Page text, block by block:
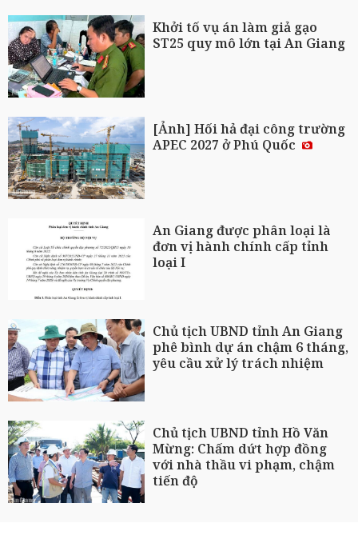
Khởi tố vụ án làm giả gạo
ST25 quy mô lớn tại An Giang
[Ảnh] Hối hả đại công trường
APEC 2027 ở Phú Quốc
An Giang được phân loại là
đơn vị hành chính cấp tỉnh
loại I
Chủ tịch UBND tỉnh An Giang
phê bình dự án chậm 6 tháng,
yêu cầu xử lý trách nhiệm
Chủ tịch UBND tỉnh Hồ Văn
Mừng: Chấm dứt hợp đồng
với nhà thầu vi phạm, chậm
tiến độ